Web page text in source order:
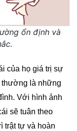
ổn định và
của họ giá trị sự
thường là những
Với hình ảnh
sẽ tuân theo
trật tự và hoàn